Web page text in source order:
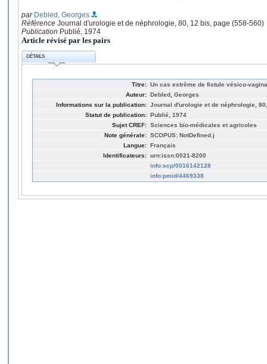
par Debled, Georges
Référence Journal d'urologie et de néphrologie, 80, 12 bis, page (558-560)
Publication Publié, 1974
Article révisé par les pairs
DÉTAILS
Titre: Un cas extrême de fistule vésico-
Auteur: Debled, Georges
Informations sur la publication: Journal d'urologie et de néphrologie,
Statut de publication: Publié, 1974
Sujet CREF: Sciences bio-médicales et agricoles
Note générale: SCOPUS: NotDefined.j
Langue: Français
Identificateurs: urn:issn:0021-8200
info:scp/0016142128
info:pmid/4469338